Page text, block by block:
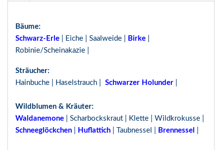
Bäume:
Schwarz-Erle | Eiche | Saalweide | Birke
Robinie/Scheinakazie |
Sträucher:
Hainbuche | Haselstrauch | Schwarzer Holunder
Wildblumen & Kräuter:
Waldanemone | Scharbockskraut | Klette | Wildkrokusse |
Schneeglöckchen
Huflattich | Taubnessel | Brennessel